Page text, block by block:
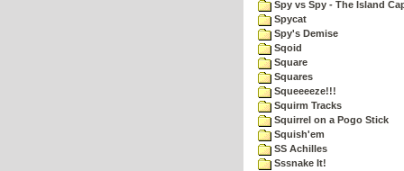
Spy vs Spy - The Island
Spycat
Spy's Demise
Sqoid
Square
Squares
Squeeeeze!!!
Squirm Tracks
Squirrel on a Pogo Stick
Squish'em
SS Achilles
Sssnake It!